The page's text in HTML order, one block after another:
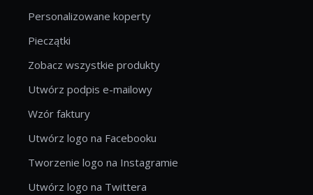
Personalizowane koperty
Pieczątki
Zobacz wszystkie produkty
Utwórz podpis e-mailowy
Wzór faktury
Utwórz logo na Facebooku
Tworzenie logo na Instagramie
Utwórz logo na Twittera